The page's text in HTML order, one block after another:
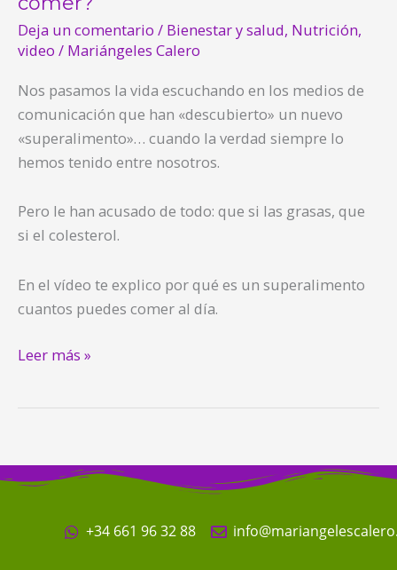
Deja un comentario / Bienestar y salud, Nutrición,
video / Mariángeles Calero
Nos pasamos la vida escuchando en los medios de
comunicación que han «descubierto» un nuevo
«superalimento»… cuando la verdad siempre lo
hemos tenido entre nosotros.
Pero le han acusado de todo: que si las grasas, que
si el colesterol.
En el vídeo te explico por qué es un superalimento
cuantos puedes comer al día.
Leer más »
+34 661 96 32 88